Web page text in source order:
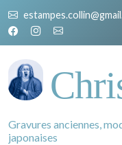
Gravures anciennes,
japonaises